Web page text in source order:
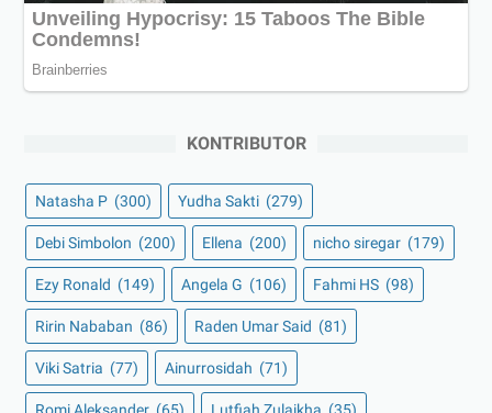
KONTRIBUTOR
Natasha P (300) Yudha Sakti (279)
Debi Simbolon (200) Ellena (200) nicho siregar (179)
Ezy Ronald (149) Angela G (106) Fahmi HS (98)
Ririn Nababan (86) Raden Umar Said (81)
Viki Satria (77) Ainurrosidah (71)
Romi Aleksander (65) Lutfiah Zulaikha (35)